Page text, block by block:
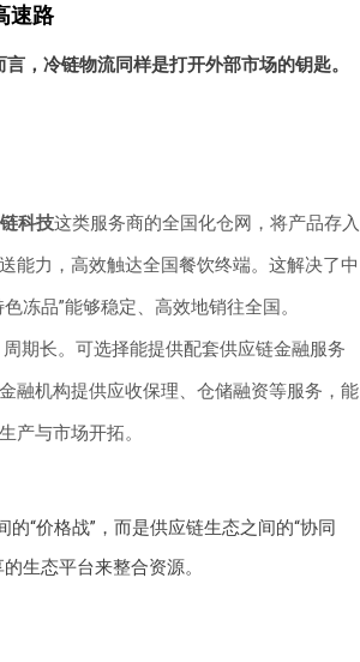
速路
，冷链物流同样是打开外部市场的钥匙。
科技这类服务商的全国化仓网，将产品存入
能力，高效触达全国餐饮终端。这解决了中
冻品”能够稳定、高效地销往全国。
期长。可选择能提供配套供应链金融服务
融机构提供应收保理、仓储融资等服务，能
产与市场开拓。
“价格战”，而是供应链生态之间的“协同
生态平台来整合资源。